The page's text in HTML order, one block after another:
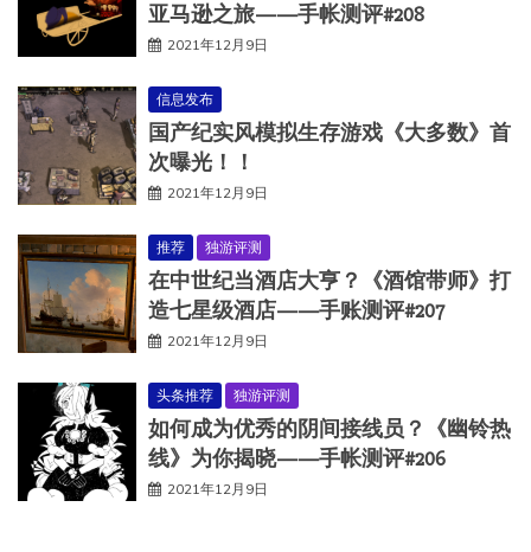
亚马逊之旅——手帐测评#208
2021年12月9日
信息发布
国产纪实风模拟生存游戏《大多数》首
次曝光！！
2021年12月9日
推荐 独游评测
在中世纪当酒店大亨？《酒馆带师》打
造七星级酒店——手账测评#207
2021年12月9日
头条推荐 独游评测
如何成为优秀的阴间接线员？《幽铃热
线》为你揭晓——手帐测评#206
2021年12月9日